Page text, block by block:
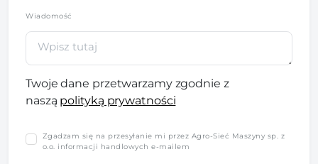
Wiadomość
Twoje dane przetwarzamy zgodnie z
naszą polityką prywatności
Zgadzam się na przesyłanie mi przez Agro-Sieć Maszyny sp. z
o.o. informacji handlowych e-mailem